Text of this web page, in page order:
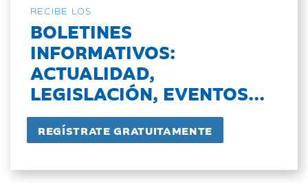
RECIBE LOS
BOLETINES
INFORMATIVOS:
ACTUALIDAD,
LEGISLACIÓN, EVENTOS...